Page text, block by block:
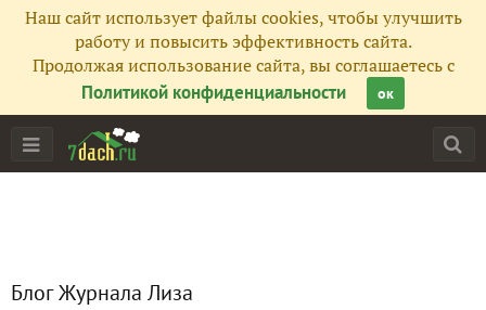
Наш сайт использует файлы cookies, чтобы улучшить
работу и повысить эффективность сайта.
Продолжая использование сайта, вы соглашаетесь с
Политикой конфиденциальности
ок
Блог Журнала Лиза
Все публикации